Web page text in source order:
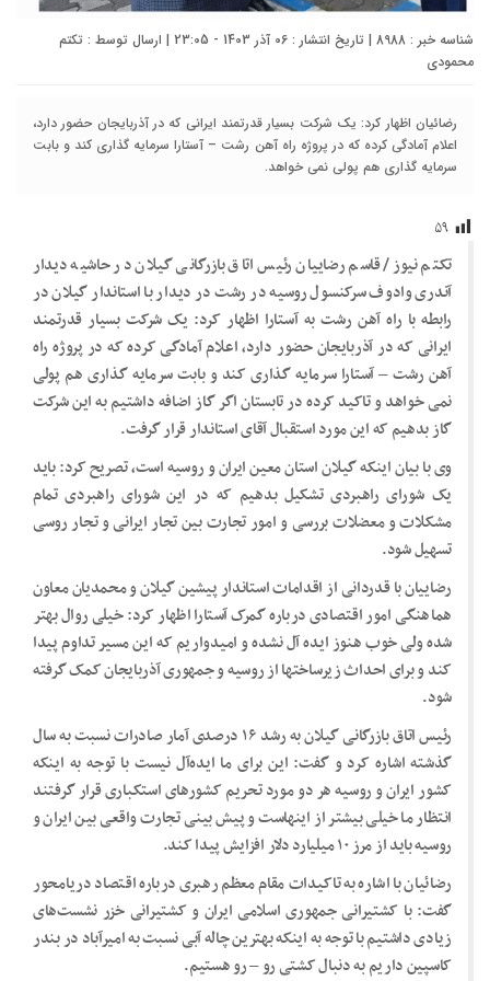
شناسه خبر : 8988 | تاریخ انتشار : 06 آذر 1403 - 23:05 | ارسال توسط :
تکتم
محمودی
رضائیان اظهار کرد: یک شرکت بسیار قدرتمند ایرانی که در آذربایجان حضور دارد،
اعلام آمادگی کرده که در پروژه راه آهن رشت – آستارا سرمایه گذاری کند و بابت
سرمایه گذاری هم پولی نمی خواهد.
۵۹
تکتم نیوز/ قاسم رضاییان رئیس اتاق بازرگانی گیلان در حاشیه دیدار
آندری وادوف سرکنسول روسیه در رشت در دیدار با استاندار گیلان در
رابطه با راه آهن رشت به آستارا اظهار کرد: یک شرکت بسیار قدرتمند
ایرانی که در آذربایجان حضور دارد، اعلام آمادگی کرده که در پروژه راه
آهن رشت – آستارا سرمایه گذاری کند و بابت سرمایه گذاری هم پولی
نمی خواهد و تاکید کرده در تابستان اگر گاز اضافه داشتیم به این شرکت
گاز بدهیم که این مورد استقبال آقای استاندار قرار گرفت.
وی با بیان اینکه گیلان استان معین ایران و روسیه است، تصریح کرد: باید
یک شورای راهبردی تشکیل بدهیم که در این شورای راهبردی تمام
مشکلات و معضلات بررسی و امور تجارت بین تجار ایرانی و تجار روسی
تسهیل شود.
رضاییان با قدردانی از اقدامات استاندار پیشین گیلان و محمدیان معاون
هماهنگی امور اقتصادی درباره گمرک آستارا اظهار کرد: خیلی روال بهتر
شده ولی خوب هنوز ایده آل نشده و امیدواریم که این مسیر تداوم پیدا
کند و برای احداث زیرساختها از روسیه و جمهوری آذربایجان کمک گرفته
شود.
رئیس اتاق بازرگانی گیلان به رشد ۱۶ درصدی آمار صادرات نسبت به سال
گذشته اشاره کرد و گفت: این برای ما ایده‌آل نیست با توجه به اینکه
کشور ایران و روسیه هر دو مورد تحریم کشورهای استکباری قرار گرفتند
انتظار ما خیلی بیشتر از اینهاست و پیش بینی تجارت واقعی بین ایران و
روسیه باید از مرز ۱۰ میلیارد دلار افزایش پیدا کند.
رضائیان با اشاره به تاکیدات مقام معظم رهبری درباره اقتصاد دریامحور
گفت: با کشتیرانی جمهوری اسلامی ایران و کشتیرانی خزر نشست‌های
زیادی داشتیم با توجه به اینکه بهترین چاله آبی نسبت به امیرآباد در بندر
کاسپین داریم به دنبال کشتی رو – رو هستیم.